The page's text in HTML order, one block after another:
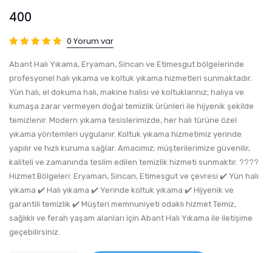
400
0 Yorum var
Abant Halı Yıkama, Eryaman, Sincan ve Etimesgut bölgelerinde
profesyonel halı yıkama ve koltuk yıkama hizmetleri sunmaktadır.
Yün halı, el dokuma halı, makine halısı ve koltuklarınız; halıya ve
kumaşa zarar vermeyen doğal temizlik ürünleri ile hijyenik şekilde
temizlenir. Modern yıkama tesislerimizde, her halı türüne özel
yıkama yöntemleri uygulanır. Koltuk yıkama hizmetimiz yerinde
yapılır ve hızlı kuruma sağlar. Amacımız; müşterilerimize güvenilir,
kaliteli ve zamanında teslim edilen temizlik hizmeti sunmaktır. ????
Hizmet Bölgeleri: Eryaman, Sincan, Etimesgut ve çevresi ✔️ Yün halı
yıkama ✔️ Halı yıkama ✔️ Yerinde koltuk yıkama ✔️ Hijyenik ve
garantili temizlik ✔️ Müşteri memnuniyeti odaklı hizmet Temiz,
sağlıklı ve ferah yaşam alanları için Abant Halı Yıkama ile iletişime
geçebilirsiniz.